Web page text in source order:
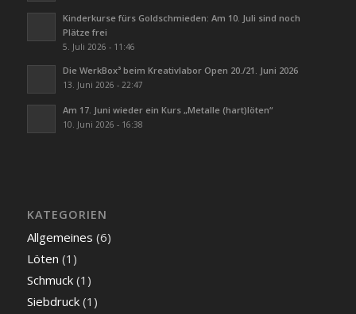
Kinderkurse fürs Goldschmieden: Am 10. Juli sind noch
Plätze frei
5. Juli 2026 - 11:46
Die WerkBox³ beim Kreativlabor Open 20./21. Juni 2026
13. Juni 2026 - 22:47
Am 17. Juni wieder ein Kurs „Metalle (hart)löten“
10. Juni 2026 - 16:38
KATEGORIEN
Allgemeines (6)
Löten (1)
Schmuck(1)
Siebdruck(1)